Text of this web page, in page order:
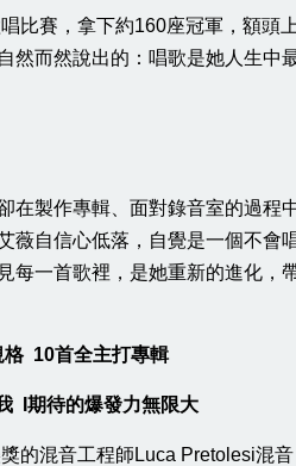
比賽，拿下約160座冠軍，額頭
然而然說出的：唱歌是她人生中
製作專輯、面對錄音室的過程
自信心低落，自覺是一個不會
一首歌裡，是她重新的進化，
格 10首全主打專輯
I期待的爆發力無限大
的混音工程師Luca Pretolesi混